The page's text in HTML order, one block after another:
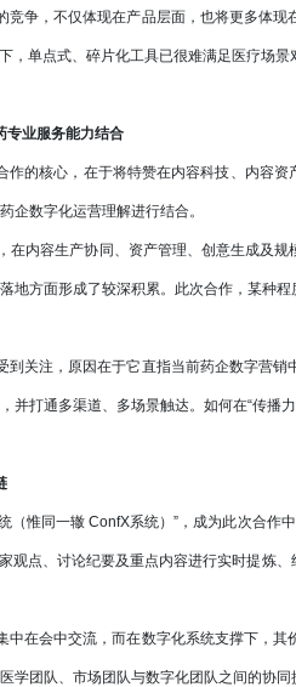
争，不仅体现在产品层面，也将更多体现
，单点式、碎片化工具已很难满足医疗场
专业服务能力结合
的核心，在于将特赞在内容科技、内容资
企数字化运营理解进行结合。
内容生产协同、资产管理、创意生成及
地方面形成了较深积累。此次合作，某种
关注，原因在于它直指当前药企数字营销
并打通多渠道、多场景触达。如何在“传播
惟同一辙 ConfX系统）”，成为此次合作
观点、讨论纪要及重点内容进行实时提炼
在会中交流，而在数字化系统支撑下，其
学团队、市场团队与数字化团队之间的协